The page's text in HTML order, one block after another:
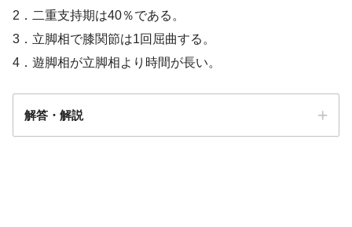
2．二重支持期は40％である。
3．立脚相で膝関節は1回屈曲する。
4．遊脚相が立脚相より時間が長い。
解答・解説